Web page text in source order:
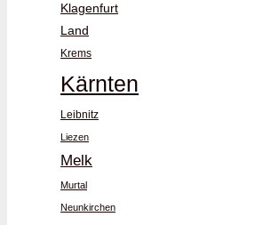
Klagenfurt
Land
Krems
Kärnten
Leibnitz
Liezen
Melk
Murtal
Neunkirchen